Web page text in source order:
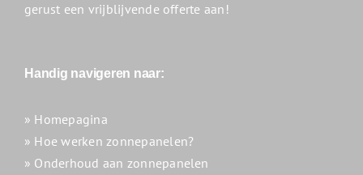
gerust een vrijblijvende offerte aan!
Handig navigeren naar:
» Homepagina
» Hoe werken zonnepanelen?
» Onderhoud aan zonnepanelen